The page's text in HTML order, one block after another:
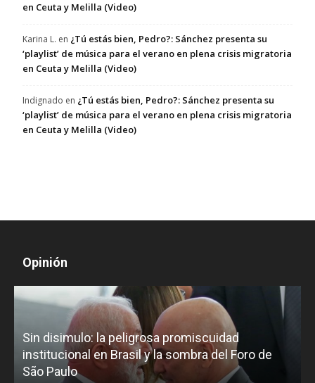
en Ceuta y Melilla (Video)
Karina L. en ¿Tú estás bien, Pedro?: Sánchez presenta su
‘playlist’ de música para el verano en plena crisis migratoria
en Ceuta y Melilla (Video)
Indignado en ¿Tú estás bien, Pedro?: Sánchez presenta su
‘playlist’ de música para el verano en plena crisis migratoria
en Ceuta y Melilla (Video)
Opinión
Sin disimulo: la peligrosa promiscuidad
institucional en Brasil y la sombra del Foro de
São Paulo